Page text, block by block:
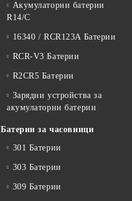
Акумулаторни батерии
R14/C
16340 / RCR123A Батерии
RCR-V3 Батерии
R2CR5 Батерии
Зарядни устройства за
акумулаторни батерии
Батерии за часовници
301 Батерии
303 Батерии
309 Батерии